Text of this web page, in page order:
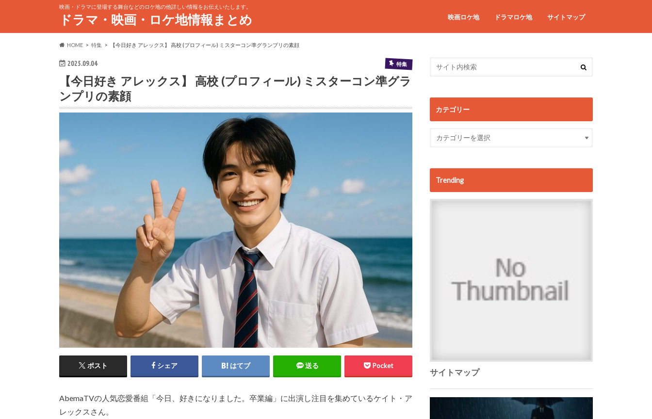
映画・ドラマに登場する舞台などのロケ地の他詳しい情報をお伝えいたします。
ドラマ・映画・ロケ地情報まとめ 映画ロケ地 ドラマロケ地 サイトマップ
HOME 特集 【今日好き アレックス】 高校 (プロフィール) ミスターコン準グランプリの素顔
2025.09.04 特集
【今日好き アレックス】 高校 (プロフィール) ミスターコン準グラ
ンプリの素顔
ポスト シェア はてブ 送る Pocket
AbemaTVの人気恋愛番組「今日、好きになりました。卒業編」に出演し注目を集めているケイト・ア
レックスさん。
カテゴリー
Trending